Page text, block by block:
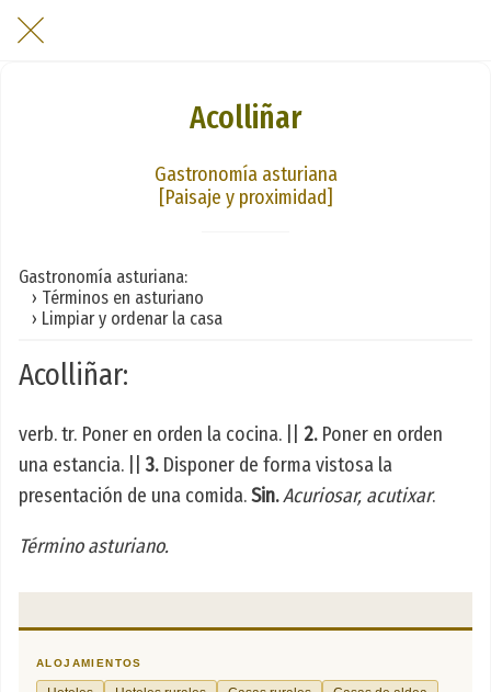
Acolliñar
Gastronomía asturiana
[Paisaje y proximidad]
Gastronomía asturiana:
› Términos en asturiano
› Limpiar y ordenar la casa
Acolliñar:
verb. tr. Poner en orden la cocina. || 2.Poner en orden
una estancia. || 3.Disponer de forma vistosa la
presentación de una comida.Sin.Acuriosar, acutixar.
Término asturiano.